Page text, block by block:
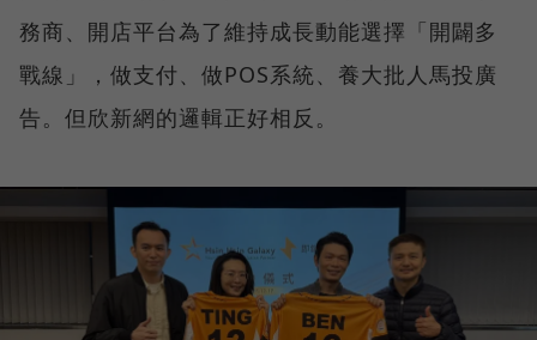
務商、開店平台為了維持成長動能選擇「開闢多
戰線」，做支付、做POS系統、養大批人馬投廣
告。但欣新網的邏輯正好相反。